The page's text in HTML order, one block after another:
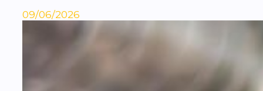
09/06/2026